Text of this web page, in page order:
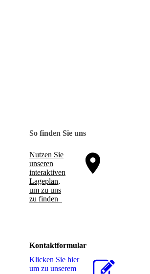
So finden Sie uns
Nutzen Sie
unseren
interaktiven
La­ge­plan,
um zu uns
zu finden
Kontaktformular
Klicken Sie hier
um zu unserem